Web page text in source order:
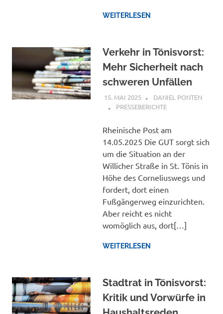
WEITERLESEN
Verkehr in Tönisvorst:
Mehr Sicherheit nach
schweren Unfällen
15. MAI 2025
DANIEL PONTEN
PRESSEBERICHTE
Rheinische Post am
14.05.2025 Die GUT sorgt sich
um die Situation an der
Willicher Straße in St. Tönis in
Höhe des Corneliuswegs und
fordert, dort einen
Fußgängerweg einzurichten.
Aber reicht es nicht
womöglich aus, dort[…]
WEITERLESEN
Stadtrat in Tönisvorst:
Kritik und Vorwürfe in